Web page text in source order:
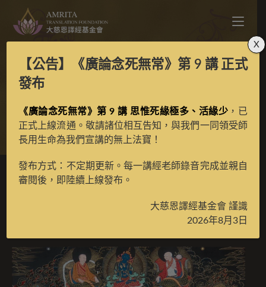
寶帳怙主黑金彩唐
> 典藏館 > 典藏唐卡
寶帳怙主黑金彩唐
【公告】 《廣論念死無常》第 9 講正式
發布
《廣論念死無常》第 9 講 思惟死緣極多、活緣少 ，已
正式上線流通。敬請諸位相互告知，與我們一同領受師
長用生命為我們宣講的無上法寶！
發布方式：不定期更新。每一講經老師錄音完成並親自
審閱後，即陸續上線發布。
大慈恩譯經基金會 謹識
2026年8月3日
X